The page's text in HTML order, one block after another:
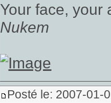
Your face,
Nukem
Posté le: 2007-01-